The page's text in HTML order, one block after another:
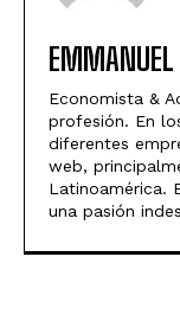
EMMANUEL
Economista &
profesión. En
diferentes
web,
Latinoamérica.
una pasión